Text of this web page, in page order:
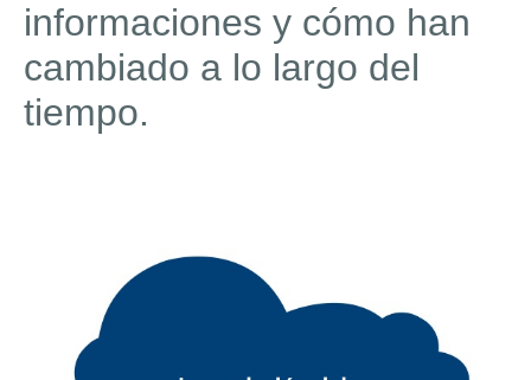
informaciones y cómo han
cambiado a lo largo del
tiempo.